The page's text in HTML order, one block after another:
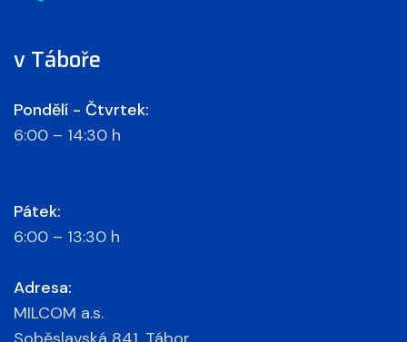
v Táboře
Pondělí - Čtvrtek:
6:00 – 14:30 h
Pátek:
6:00 – 13:30 h
Adresa:
MILCOM a.s.